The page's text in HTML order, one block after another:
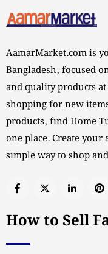
AamarMarket.com is
Bangladesh, focused
and quality products
shopping for new
products, find Home
one place. Create
simple way to shop
How to Sell